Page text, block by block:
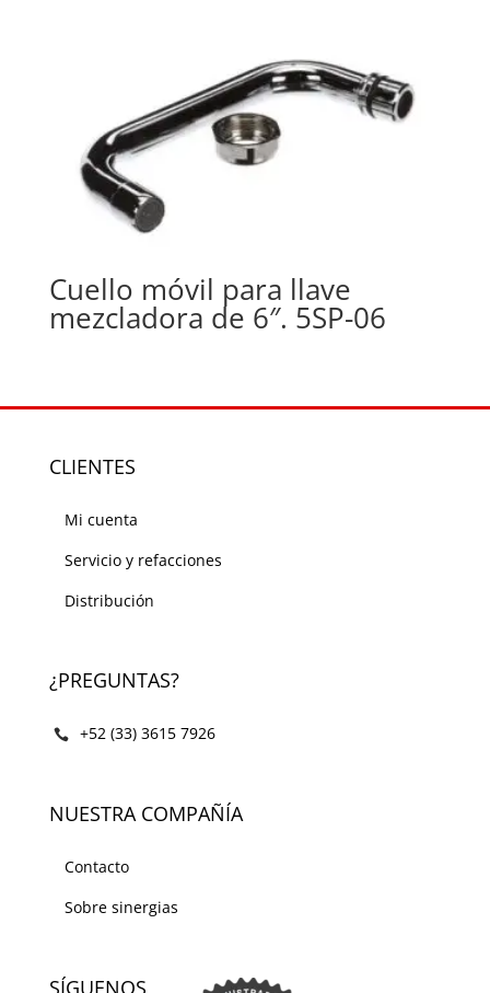
Cuello móvil para llave
mezcladora de 6″. 5SP-06
CLIENTES
Mi cuenta
Servicio y refacciones
Distribución
¿PREGUNTAS?
+52 (33) 3615 7926
NUESTRA COMPAÑÍA
Contacto
Sobre sinergias
SÍGUENOS